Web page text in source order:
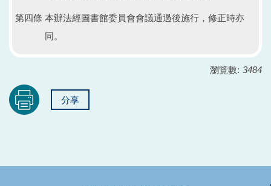
第四條 本辦法經圖書館委員會會議通過後施行，修正時亦
同。
瀏覽數: 3484
分享